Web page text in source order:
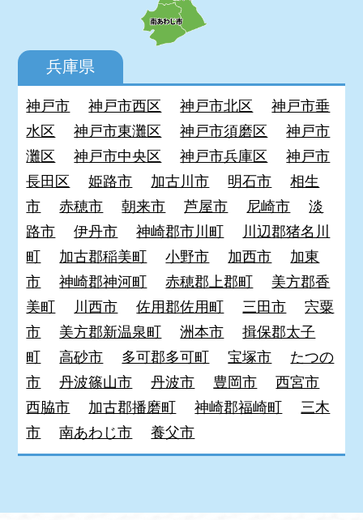
兵庫県
神戸市 神戸市西区 神戸市北区
神戸市垂
水区
神戸市東灘区 神戸市須磨区
神戸市
灘区
神戸市中央区 神戸市兵庫区
神戸市
長田区
姫路市 加古川市 明石市
相生
市
赤穂市 朝来市 芦屋市 尼崎市
淡
路市
伊丹市 神崎郡市川町
川辺郡猪名川
町
加古郡稲美町 小野市 加西市
加東
市
神崎郡神河町 赤穂郡上郡町
美方郡香
美町
川西市 佐用郡佐用町 三田市
宍粟
市
美方郡新温泉町 洲本市
揖保郡太子
町
高砂市 多可郡多可町 宝塚市
たつの
市
丹波篠山市 丹波市 豊岡市
西宮市
西脇市
加古郡播磨町 神崎郡福崎町
三木
市
南あわじ市 養父市